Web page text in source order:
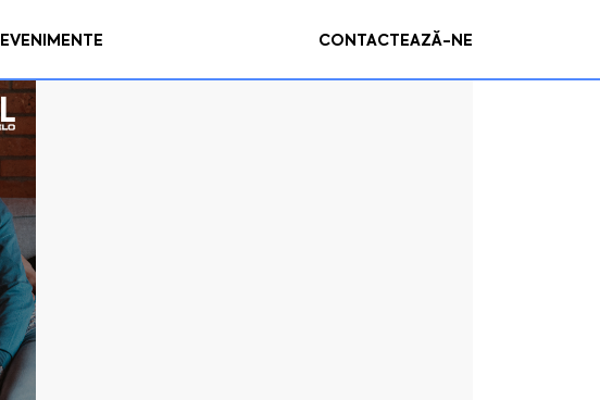
EVENIMENTE CONTACTEAZĂ-NE